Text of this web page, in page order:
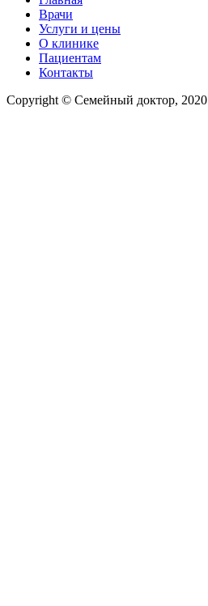
Врачи
Услуги и цены
О клинике
Пациентам
Контакты
Copyright © Семейный доктор, 2020